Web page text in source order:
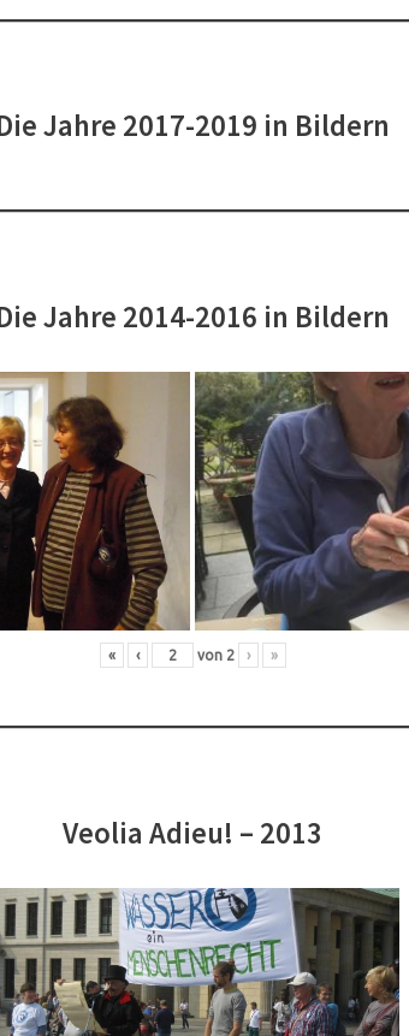
Jahre 2017-2019 in Bildern
Jahre 2014-2016 in Bildern
« ‹ von 2 › »
Veolia Adieu! – 2013